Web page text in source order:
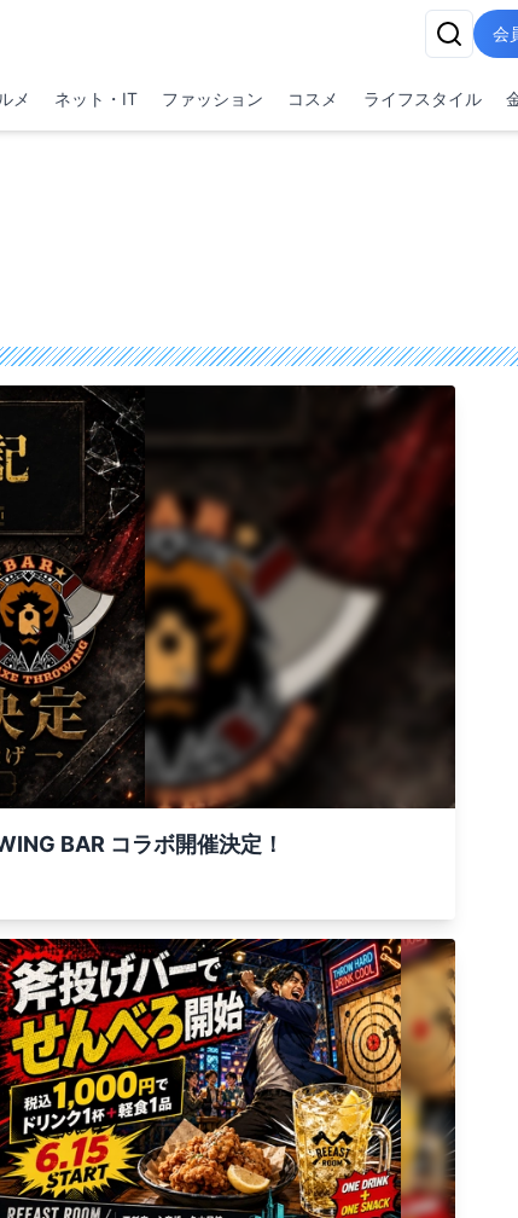
会
メ ネット・IT ファッション コスメ ライフスタイル
BAR コラボ開催決定！